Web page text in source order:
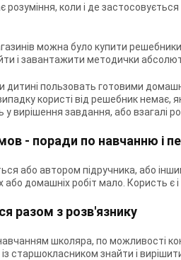
коли і де
можна було купити
і завантажити методички
дитині пользовать готовими
користі від решебник
вирішення завдання, або взагалі
- поради по навчанню і
або автором підручника, або
або домашніх робіт мало. Користь є
разом з розв'язнику
школяра, по можливості
знайти і